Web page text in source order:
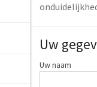
Uw
Uw naam